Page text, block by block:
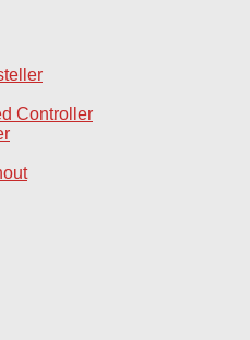
Controller